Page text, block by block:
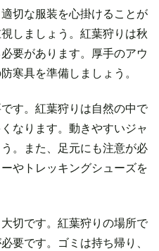
切な服装を心掛けることが
しましょう。紅葉狩りは秋
要があります。厚手のアウ
寒具を準備しましょう。
す。紅葉狩りは自然の中で
なります。動きやすいジャ
。また、足元にも注意が必
やトレッキングシューズを
切です。紅葉狩りの場所で
要です。ゴミは持ち帰り、